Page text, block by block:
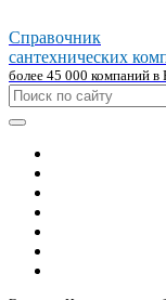
Справочник
сантехнических
более 45 000 компаний в